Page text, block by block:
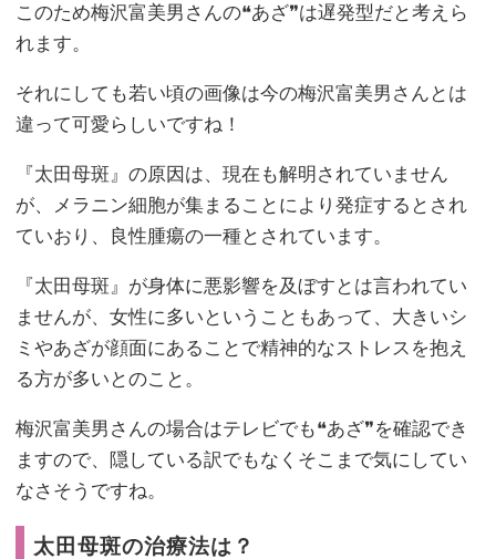
このため梅沢富美男さんの❝あざ❞は遅発型だと考えら
れます。
それにしても若い頃の画像は今の梅沢富美男さんとは
違って可愛らしいですね！
『太田母斑』の原因は、現在も解明されていません
が、メラニン細胞が集まることにより発症するとされ
ていおり、良性腫瘍の一種とされています。
『太田母斑』が身体に悪影響を及ぼすとは言われてい
ませんが、女性に多いということもあって、大きいシ
ミやあざが顔面にあることで精神的なストレスを抱え
る方が多いとのこと。
梅沢富美男さんの場合はテレビでも❝あざ❞を確認でき
ますので、隠している訳でもなくそこまで気にしてい
なさそうですね。
太田母斑の治療法は？